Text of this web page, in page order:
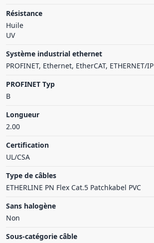
Résistance
Huile
UV
Système industrial ethernet
PROFINET, Ethernet, EtherCAT, ETHERNET/IP
PROFINET Typ
B
Longueur
2.00
Certification
UL/CSA
Type de câbles
ETHERLINE PN Flex Cat.5 Patchkabel PVC
Sans halogène
Non
Sous-catégorie câble